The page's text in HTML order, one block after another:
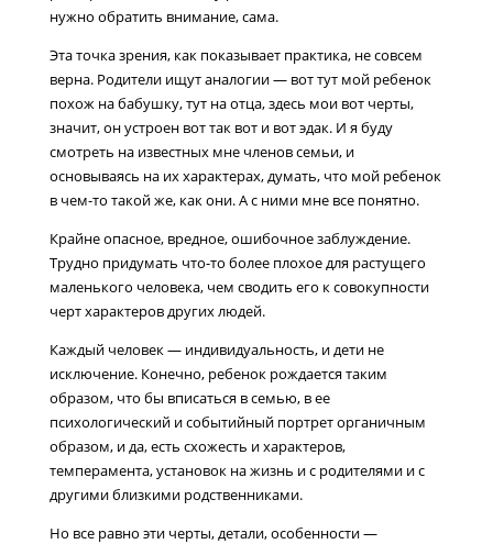
нужно обратить внимание, сама.
Эта точка зрения, как показывает практика, не совсем
верна. Родители ищут аналогии — вот тут мой ребенок
похож на бабушку, тут на отца, здесь мои вот черты,
значит, он устроен вот так вот и вот эдак. И я буду
смотреть на известных мне членов семьи, и
основываясь на их характерах, думать, что мой ребенок
в чем-то такой же, как они. А с ними мне все понятно.
Крайне опасное, вредное, ошибочное заблуждение.
Трудно придумать что-то более плохое для растущего
маленького человека, чем сводить его к совокупности
черт характеров других людей.
Каждый человек — индивидуальность, и дети не
исключение. Конечно, ребенок рождается таким
образом, что бы вписаться в семью, в ее
психологический и событийный портрет органичным
образом, и да, есть схожесть и характеров,
темперамента, установок на жизнь и с родителями и с
другими близкими родственниками.
Но все равно эти черты, детали, особенности —